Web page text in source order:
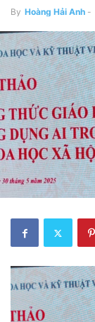
By Hoàng Hải Anh -